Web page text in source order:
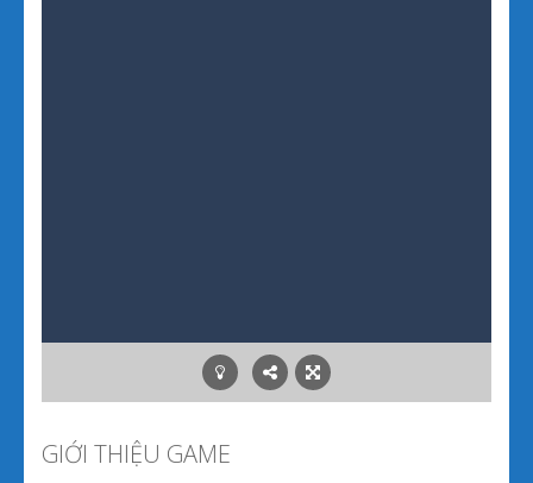
GIỚI THIỆU GAME